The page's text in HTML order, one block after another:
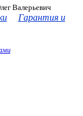
Валерьевич
Гарантия и